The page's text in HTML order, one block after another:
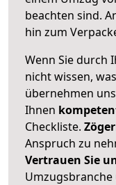
beachten sind.
hin zum
Wenn Sie durch
nicht wissen,
übernehmen
Ihnen
Checkliste.
Anspruch zu
Vertrauen Sie
Umzugsbranche